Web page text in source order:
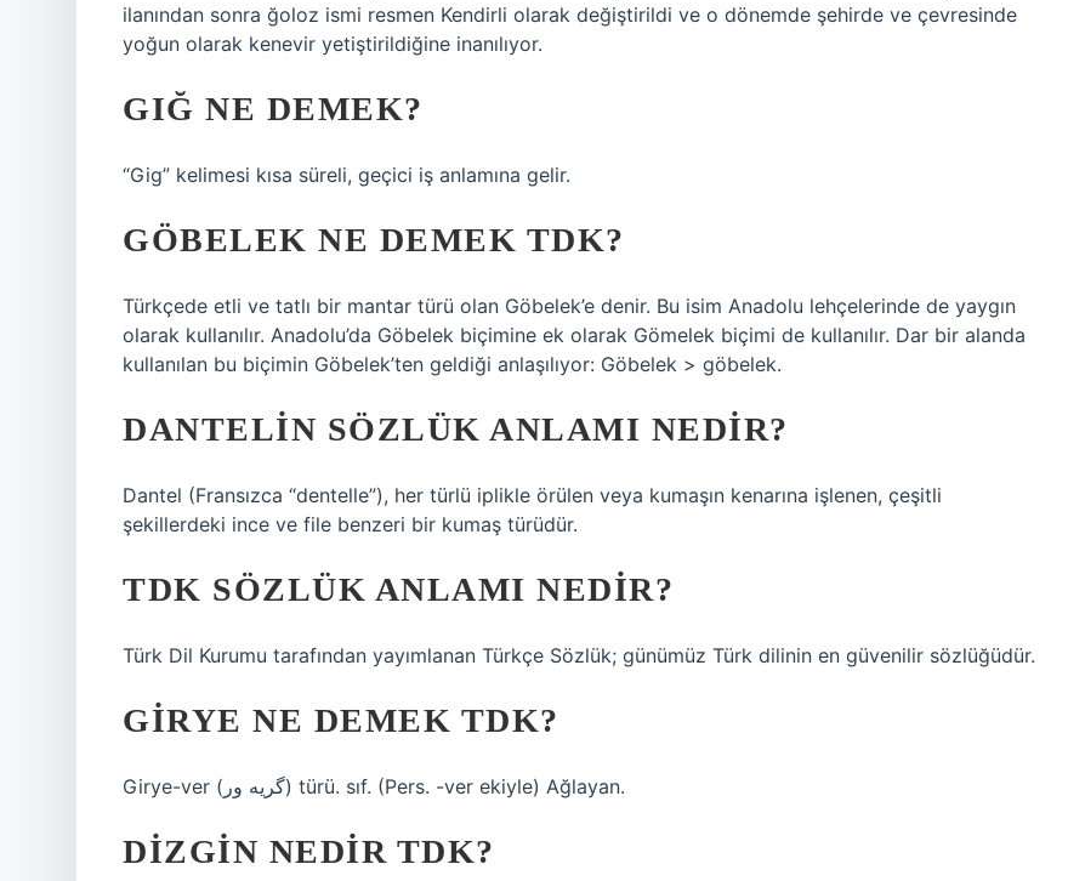
ilanından sonra ğoloz ismi resmen Kendirli olarak değiştirildi ve o dönemde şehirde ve çevresinde
yoğun olarak kenevir yetiştirildiğine inanılıyor.
GIĞ NE DEMEK?
“Gig” kelimesi kısa süreli, geçici iş anlamına gelir.
GÖBELEK NE DEMEK TDK?
Türkçede etli ve tatlı bir mantar türü olan Göbelek’e denir. Bu isim Anadolu lehçelerinde de yaygın
olarak kullanılır. Anadolu’da Göbelek biçimine ek olarak Gömelek biçimi de kullanılır. Dar bir alanda
kullanılan bu biçimin Göbelek’ten geldiği anlaşılıyor: Göbelek > göbelek.
DANTELIN SÖZLÜK ANLAMI NEDIR?
Dantel (Fransızca “dentelle”), her türlü iplikle örülen veya kumaşın kenarına işlenen, çeşitli
şekillerdeki ince ve file benzeri bir kumaş türüdür.
TDK SÖZLÜK ANLAMI NEDIR?
Türk Dil Kurumu tarafından yayımlanan Türkçe Sözlük; günümüz Türk dilinin en güvenilir sözlüğüdür.
GIRYE NE DEMEK TDK?
Girye-ver (ﮔﺮﻳﻪ ﻭﺭ) türü. sıf. (Pers. -ver ekiyle) Ağlayan.
DIZGIN NEDIR TDK?